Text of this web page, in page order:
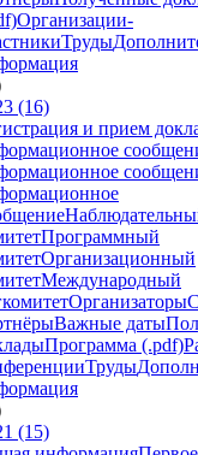
Организации-
Труды
(16)
и прием
Программный
Организационный
Международный
Организаторы
Важные даты
Программа (.pdf)
Труды
(15)